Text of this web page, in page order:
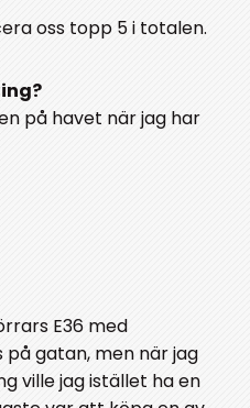
oss topp 5 i totalen.
på havet när jag har
E36 med
gatan, men när jag
ville jag istället ha en